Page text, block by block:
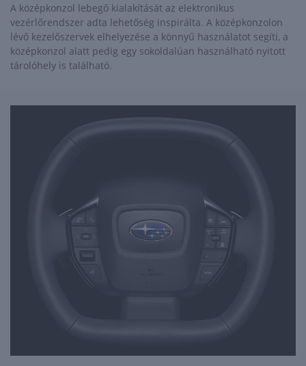
A középkonzol lebegő kialakítását az elektronikus
vezérlőrendszer adta lehetőség inspirálta. A középkonzolon
lévő kezelőszervek elhelyezése a könnyű használatot segíti, a
középkonzol alatt pedig egy sokoldalúan használható nyitott
tárolóhely is található.